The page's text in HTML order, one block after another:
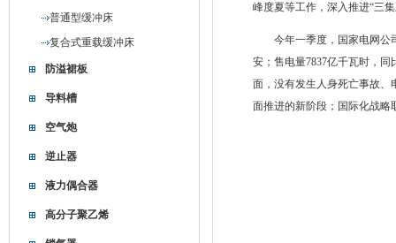
普通型缓冲床
复合式重载缓冲床
防溢裙板
导料槽
空气炮
逆止器
液力偶合器
高分子聚乙烯
峰度夏等工作，深入推进“三
今年一季度，国家电网公司
安；售电量7837亿千瓦时，
面，没有发生人身死亡事故、
面推进的新阶段；国际化战略